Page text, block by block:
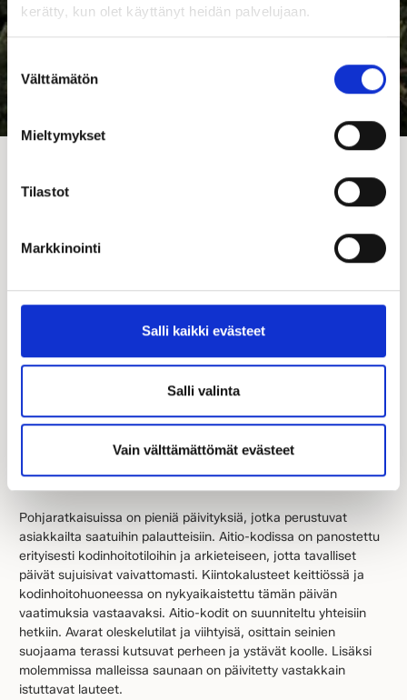
kerätty, kun olet käyttänyt heidän palvelujaan.
valinta
Välttämätön
Mieltymykset
Tilastot
Markkinointi
Salli kaikki evästeet
Salli valinta
Vain välttämättömät evästeet
Kastellin Mallistotiimi suunnitteli ilmeikkääseen Aitio-
talomallistoon uuden ulkoasun ja nykyaikaisen tyylin.
erilaisille tonteille ja mukautuu helposti
UudetAitio 132/148– jaAitio 144/164-talomallit vastaavat
nykyaikaisiin asumisen tarpeisiin markkinajohtajan laadulla.
ulkoasu nykyaikaistettiin. Uudistetussa ilmeessä ominaista on
talomallien mittasuhteisiin kauniisti sopiva epäsymmetrinen
tuovat kuultokäsitellyn pystyverhouksen kanssa tyylikkään
kontrastin talon pääväriin nähden. Ikkuna-aukotus on kevyesti
modernisoitu ja talomallien julkisivut ovat tasapainoiset joka
suuntaan..
Pohjaratkaisuissa on pieniä päivityksiä, jotka perustuvat
asiakkailta saatuihin palautteisiin. Aitio-kodissa on panostettu
erityisesti kodinhoitotiloihin ja arkieteiseen, jotta tavalliset
päivät sujuisivat vaivattomasti. Kiintokalusteet keittiössä ja
kodinhoitohuoneessa on nykyaikaistettu tämän päivän
vaatimuksia vastaavaksi. Aitio-kodit on suunniteltu yhteisiin
hetkiin. Avarat oleskelutilat ja viihtyisä, osittain seinien
suojaama terassi kutsuvat perheen ja ystävät koolle. Lisäksi
molemmissa malleissa saunaan on päivitetty vastakkain
istuttavat lauteet.